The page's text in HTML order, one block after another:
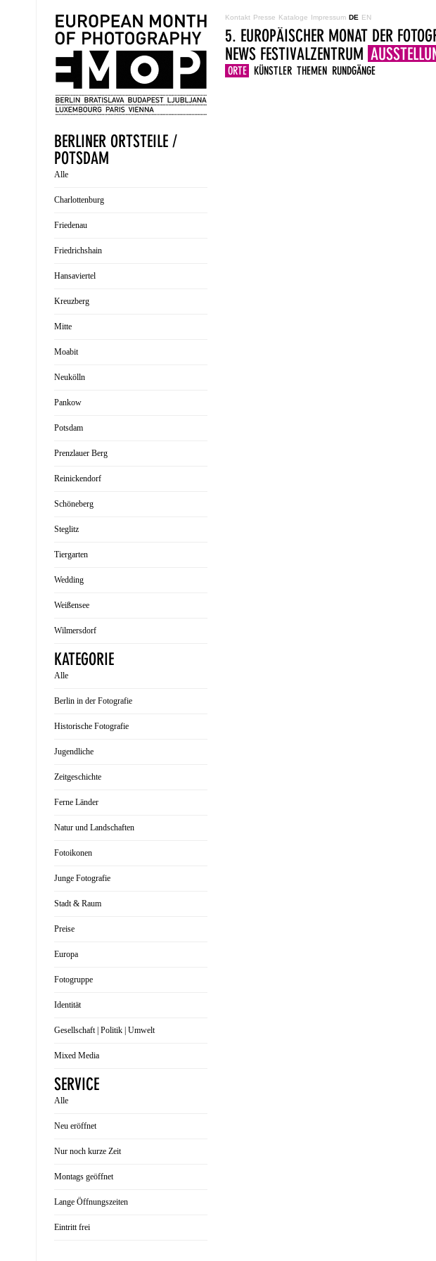
Kontakt Presse Kataloge Impressum DE EN
5. EUROPÄISCHER MONAT DER
NEWS FESTIVALZENTRUM
ORTE KÜNSTLER THEMEN RUNDGÄNGE
BERLINER ORTSTEILE /
POTSDAM
Alle
Charlottenburg
Friedenau
Friedrichshain
Hansaviertel
Kreuzberg
Mitte
Moabit
Neukölln
Pankow
Potsdam
Prenzlauer Berg
Reinickendorf
Schöneberg
Steglitz
Tiergarten
Wedding
Weißensee
Wilmersdorf
KATEGORIE
Alle
Berlin in der Fotografie
Historische Fotografie
Jugendliche
Zeitgeschichte
Ferne Länder
Natur und Landschaften
Fotoikonen
Junge Fotografie
Stadt & Raum
Preise
Europa
Fotogruppe
Identität
Gesellschaft | Politik | Umwelt
Mixed Media
SERVICE
Alle
Neu eröffnet
Nur noch kurze Zeit
Montags geöffnet
Lange Öffnungszeiten
Eintritt frei